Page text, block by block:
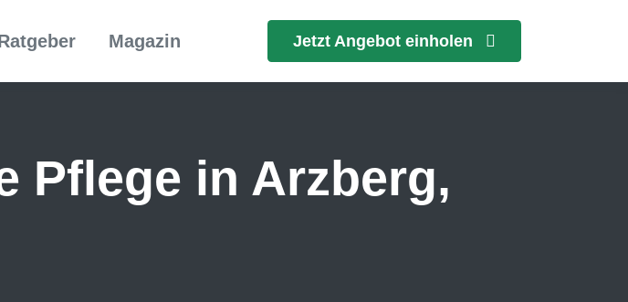
Magazin Jetzt Angebot einholen
Pflege in Arzberg,